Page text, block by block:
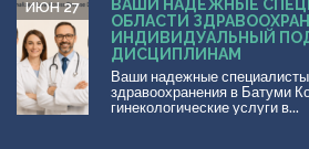
ВАШИ НАДЕЖНЫЕ
ОБЛАСТИ
ИНДИВИДУАЛЬНЫЙ
ДИСЦИПЛИНАМ
ИЮН 27
Ваши надежные специалисты
здравоохранения в Батуми
гинекологические услуги в...